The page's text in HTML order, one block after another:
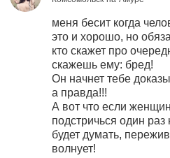
меня бесит когда
это и хорошо, но
кто скажет про
скажешь ему: бред!
Он начнет тебе
а правда!!!
А вот что если
подстричься один
будет думать,
волнует!